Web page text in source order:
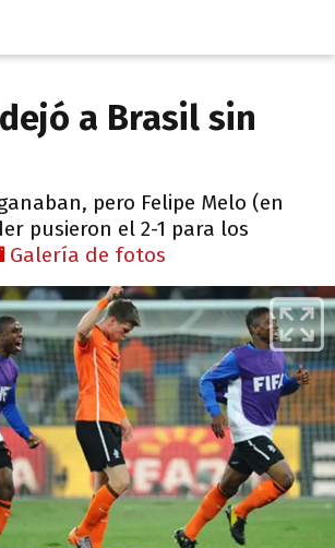
a Brasil sin
pero Felipe Melo (en
pusieron el 2-1 para los
Galería de fotos